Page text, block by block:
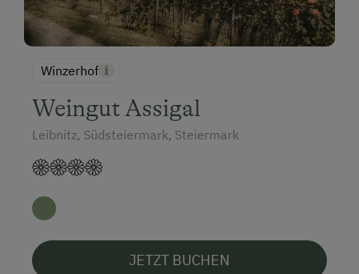
Winzerhof
Weingut Assigal
Leibnitz, Südsteiermark, Steiermark
JETZT BUCHEN